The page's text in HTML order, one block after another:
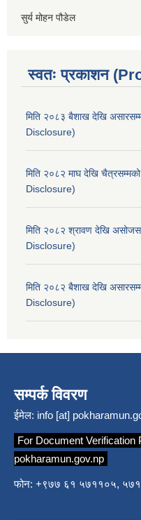
सुर्य मोहन पौडेल
स्वतः प्रकाशन
मिति २०८३ बैशाख देखि
Disclosure)
मिति २०८२ माघ देखि
Disclosure)
मिति २०८२ श्रावण देखि
Disclosure)
मिति २०८२ बैशाख देखि
Disclosure)
सम्पर्क विवरण
ईमेल: info [at]
For Document Verification
pokharamun.gov.np
फोन: +९७७ ६१ ५७११०५,